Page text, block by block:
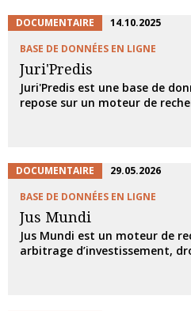
DOCUMENTAIRE
14.10.2025
BASE DE DONNÉES EN LIGNE
Juri'Predis
Juri'Predis est une base de
repose sur un moteur de
DOCUMENTAIRE
29.05.2026
BASE DE DONNÉES EN LIGNE
Jus Mundi
Jus Mundi est un moteur de
arbitrage d’investissement,